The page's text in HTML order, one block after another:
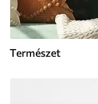
Természet